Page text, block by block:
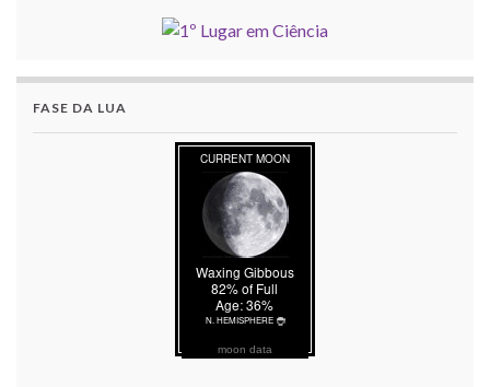
FASE DA LUA
moon data